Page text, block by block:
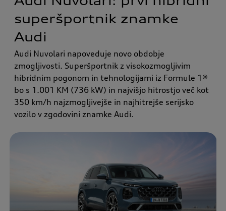
superšportnik znamke
Audi
Audi Nuvolari napoveduje novo obdobje
zmogljivosti. Superšportnik z visokozmogljivim
hibridnim pogonom in tehnologijami iz Formule 1®
bo s 1.001 KM (736 kW) in najvišjo hitrostjo več kot
350 km/h najzmogljivejše in najhitrejše serijsko
vozilo v zgodovini znamke Audi.